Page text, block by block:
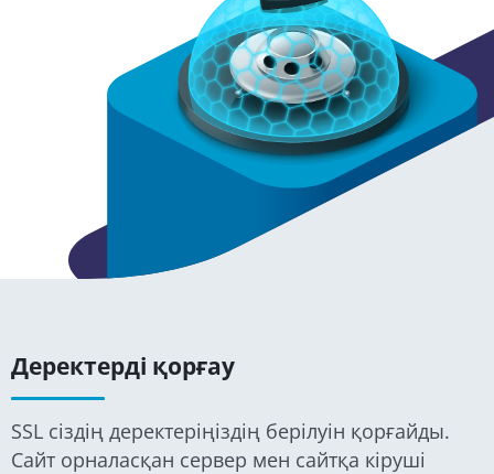
Деректерді қорғау
SSL сіздің деректеріңіздің берілуін қорғайды.
Сайт орналасқан сервер мен сайтқа кіруші